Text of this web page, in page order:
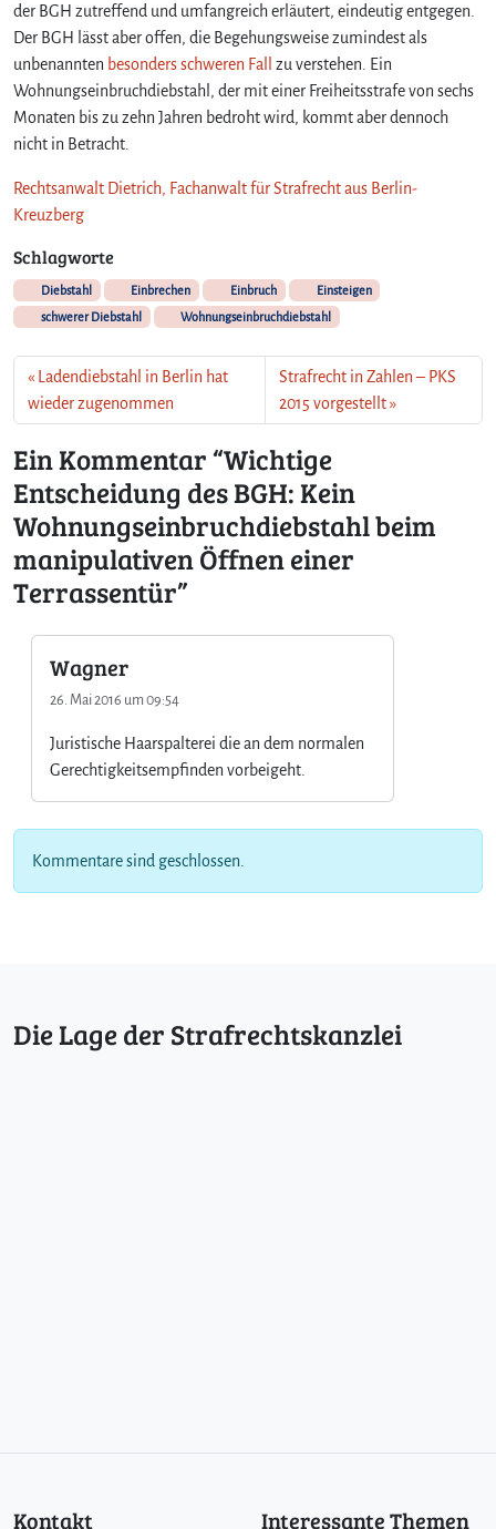
e
i
n
e
r
r
s
e
n
ü
der BGH zutreffend und umfangreich erläutert, eindeutig entgegen.
Der BGH lässt aber offen, die Begehungsweise zumindest als
unbenannten besonders schweren Fall
zu verstehen. Ein
Wohnungseinbruchdiebstahl, der mit einer Freiheitsstrafe von sechs
Monaten bis zu zehn Jahren bedroht wird, kommt aber dennoch
nicht in Betracht.
Rechtsanwalt Dietrich, Fachanwalt für Strafrecht aus Berlin-
Kreuzberg
Schlagworte
Diebstahl Einbrechen Einbruch
Einsteigen
schwerer Diebstahl
Wohnungseinbruchdiebstahl
Ladendiebstahl in Berlin hat
wieder zugenommen
Strafrecht in Zahlen – PKS
2015 vorgestellt
Ein Kommentar “Wichtige
Entscheidung des BGH: Kein
Wohnungseinbruchdiebstahl beim
manipulativen Öffnen einer
Terrassentür”
Wagner
26. Mai 2016 um 09:54
Juristische Haarspalterei die an dem normalen
Gerechtigkeitsempfinden vorbeigeht.
Kommentare sind geschlossen.
Die Lage der Strafrechtskanzlei
Kontakt Interessante Themen